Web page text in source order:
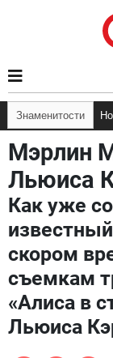
Знаменитости
Мэрлин
Льюиса
Как уже
скором
съемкам
«Алиса в
Льюиса